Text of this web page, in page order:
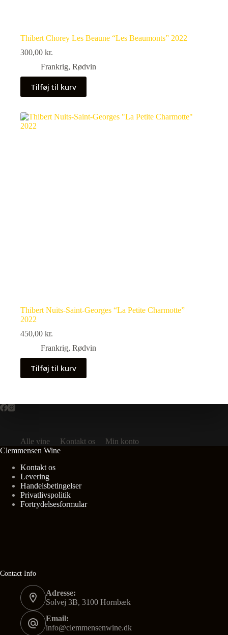
Thibert Chorey Les Beaune “Les Beaumonts” 2022
300,00 kr.
Frankrig, Rødvin
Tilføj til kurv
Thibert Nuits-Saint-Georges “La Petite Charmotte”
2022
450,00 kr.
Frankrig, Rødvin
Tilføj til kurv
Alle vine Kontakt os
Min konto
Clemmensen Wine
Kontakt os
Levering
Handelsbetingelser
Privatlivspolitik
Fortrydelsesformular
Contact Info
Adresse:
Solvej 3B, 3100 Hornbæk
Email:
info@clemmensenwine.dk